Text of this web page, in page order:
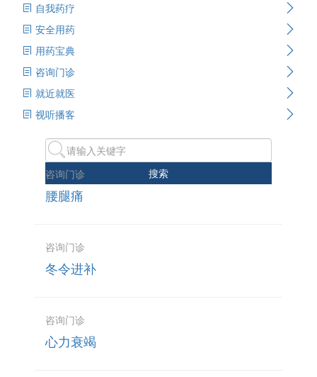
自我药疗
安全用药
用药宝典
咨询门诊
就近就医
视听播客
搜索
咨询门诊
腰腿痛
咨询门诊
冬令进补
咨询门诊
心力衰竭